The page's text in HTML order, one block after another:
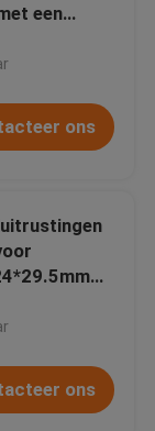
een
YW86484
ons
ons